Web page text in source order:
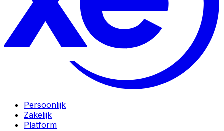
Persoonlijk
Zakelijk
Platform